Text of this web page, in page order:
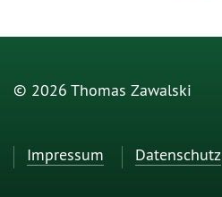
© 2026 Thomas Zawalski
Impressum Datenschutz